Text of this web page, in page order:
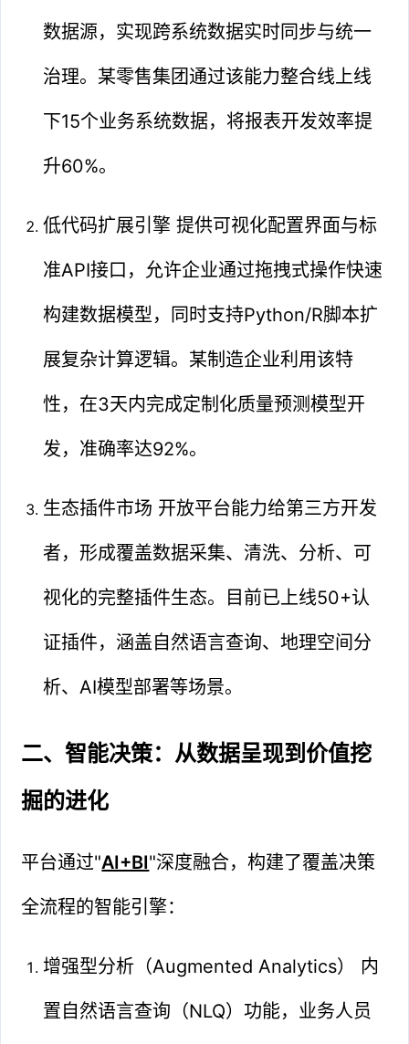
数据源，实现跨系统数据实时同步与统一
治理。某零售集团通过该能力整合线上线
下15个业务系统数据，将报表开发效率提
升60%。
低代码扩展引擎 提供可视化配置界面与标
准API接口，允许企业通过拖拽式操作快速
构建数据模型，同时支持Python/R脚本扩
展复杂计算逻辑。某制造企业利用该特
性，在3天内完成定制化质量预测模型开
发，准确率达92%。
生态插件市场 开放平台能力给第三方开发
者，形成覆盖数据采集、清洗、分析、可
视化的完整插件生态。目前已上线50+认
证插件，涵盖自然语言查询、地理空间分
析、AI模型部署等场景。
二、智能决策：从数据呈现到价值挖
掘的进化
平台通过"AI+BI"深度融合，构建了覆盖决策
全流程的智能引擎：
增强型分析（Augmented Analytics） 内
置自然语言查询（NLQ）功能，业务人员